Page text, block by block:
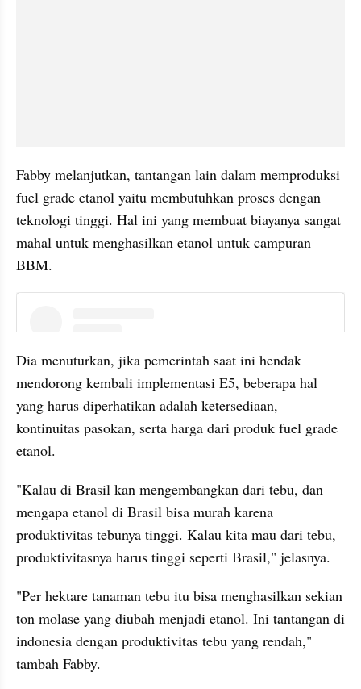
Fabby melanjutkan, tantangan lain dalam memproduksi
fuel grade etanol yaitu membutuhkan proses dengan
teknologi tinggi. Hal ini yang membuat biayanya sangat
mahal untuk menghasilkan etanol untuk campuran
BBM.
Dia menuturkan, jika pemerintah saat ini hendak
mendorong kembali implementasi E5, beberapa hal
yang harus diperhatikan adalah ketersediaan,
kontinuitas pasokan, serta harga dari produk fuel grade
etanol.
"Kalau di Brasil kan mengembangkan dari tebu, dan
mengapa etanol di Brasil bisa murah karena
produktivitas tebunya tinggi. Kalau kita mau dari tebu,
produktivitasnya harus tinggi seperti Brasil," jelasnya.
"Per hektare tanaman tebu itu bisa menghasilkan sekian
ton molase yang diubah menjadi etanol. Ini tantangan di
indonesia dengan produktivitas tebu yang rendah,"
tambah Fabby.